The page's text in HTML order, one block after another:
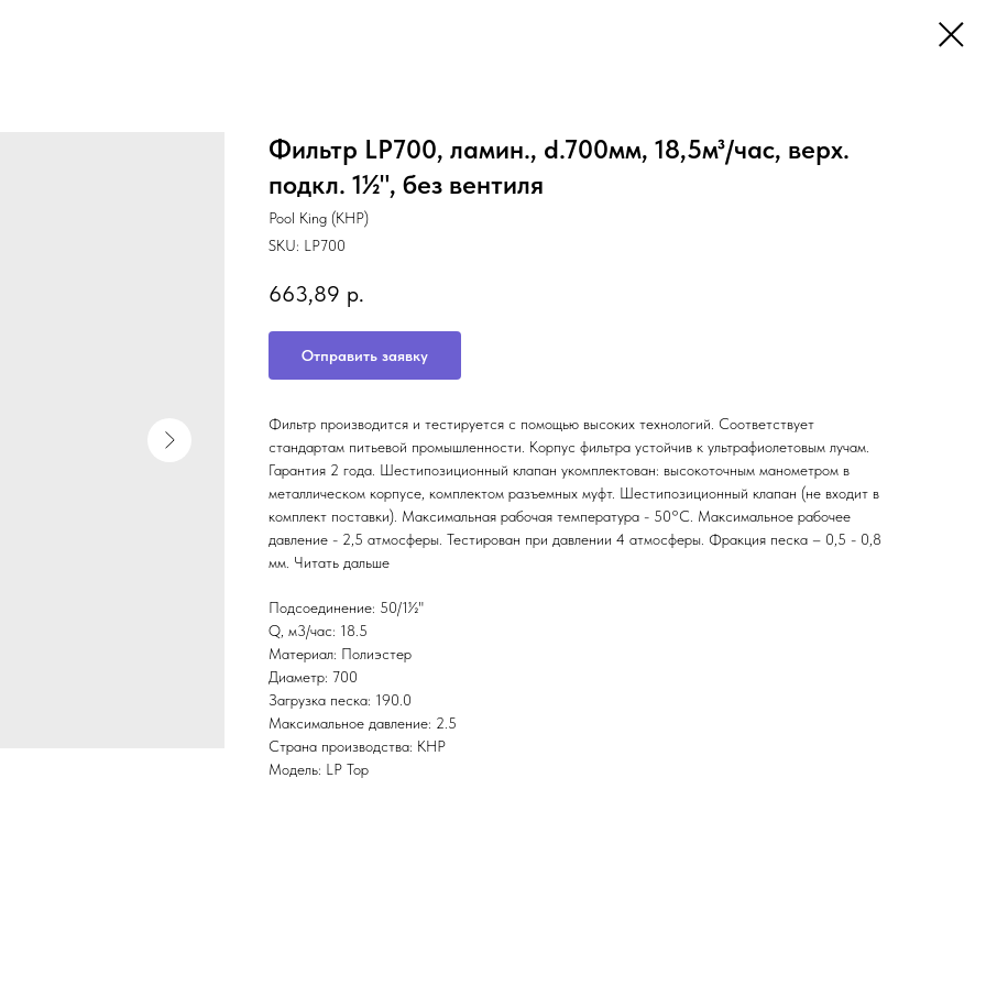
Фильтр LP700, ламин., d.700мм, 18,5м³/час, верх.
подкл. 1½", без вентиля
Pool King (КНР)
SKU: LP700
663,89 р.
Отправить заявку
Фильтр производится и тестируется с помощью высоких технологий. Соответствует
стандартам питьевой промышленности. Корпус фильтра устойчив к ультрафиолетовым лучам.
Гарантия 2 года. Шестипозиционный клапан укомплектован: высокоточным манометром в
металлическом корпусе, комплектом разъемных муфт. Шестипозиционный клапан (не входит в
комплект поставки). Максимальная рабочая температура - 50°С. Максимальное рабочее
давление - 2,5 атмосферы. Тестирован при давлении 4 атмосферы. Фракция песка – 0,5 - 0,8
мм. Читать дальше
Подсоединение: 50/1½"
Q, м3/час: 18.5
Материал: Полиэстер
Диаметр: 700
Загрузка песка: 190.0
Максимальное давление: 2.5
Страна производства: КНР
Модель: LP Top